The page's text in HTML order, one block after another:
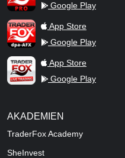
Google Play
TraderFox dpa-AFX ProFeed
App Store
Google Play
TraderFox Live Trading
App Store
Google Play
AKADEMIEN
TraderFox Academy
SheInvest